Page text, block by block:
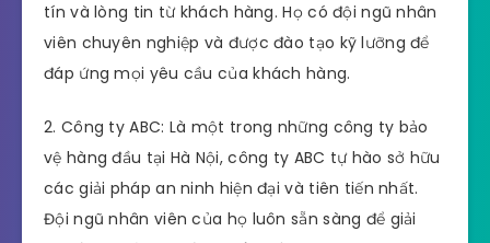
tín và lòng tin từ khách hàng. Họ có đội ngũ nhân
viên chuyên nghiệp và được đào tạo kỹ lưỡng để
đáp ứng mọi yêu cầu của khách hàng.
2. Công ty ABC: Là một trong những công ty bảo
vệ hàng đầu tại Hà Nội, công ty ABC tự hào sở hữu
các giải pháp an ninh hiện đại và tiên tiến nhất.
Đội ngũ nhân viên của họ luôn sẵn sàng để giải